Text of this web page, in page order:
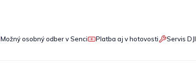
Možný osobný odber v Senci Platba aj v hotovosti Servis DJI